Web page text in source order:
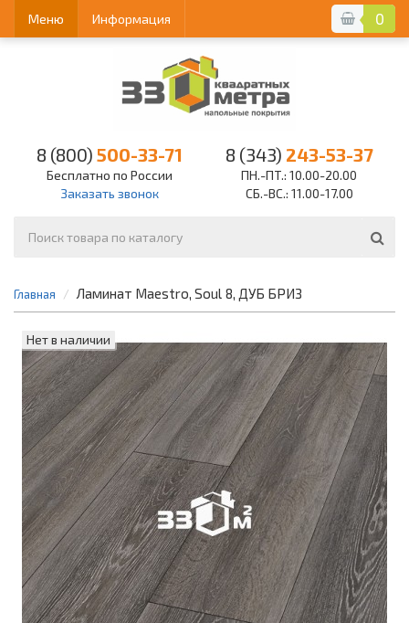
0
Меню Информация
8 (800) 500-33-71
Бесплатно по России
Заказать звонок
8 (343) 243-53-37
ПН.-ПТ.: 10.00-20.00
СБ.-ВС.: 11.00-17.00
Главная Ламинат Maestro, Soul 8, ДУБ БРИЗ
Нет в наличии